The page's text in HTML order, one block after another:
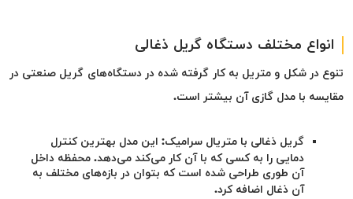
انواع مختلف دستگاه گریل ذغالی
تنوع در شکل و متریل به کار گرفته شده در دستگاه‌های گریل صنعتی در
مقایسه با مدل گازی آن بیشتر است.
گریل ذغالی با متریال سرامیک: این مدل بهترین کنترل
دمایی را به کسی که با آن کار می‌کند می‌دهد. محفظه داخل
آن طوری طراحی شده است که بتوان در بازه‌های مختلف به
آن ذغال اضافه کرد.